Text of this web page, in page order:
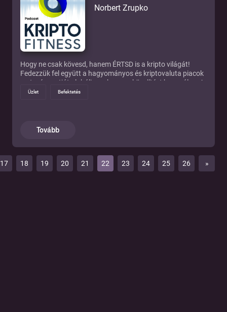
Norbert Zrupko
Hogy ne csak kövesd, hanem ÉRTSD is a kripto világát!
Fedezzük fel együtt a hagyományos és kriptovaluta piacok
metszéspontját globális makro megközelítést használva. A
pénzügyi szakzsargont mellőzve próbálok betekintést adni
Üzlet Befektetés
Tovább
17 18 19 20 21 22 23 24 25 26 »